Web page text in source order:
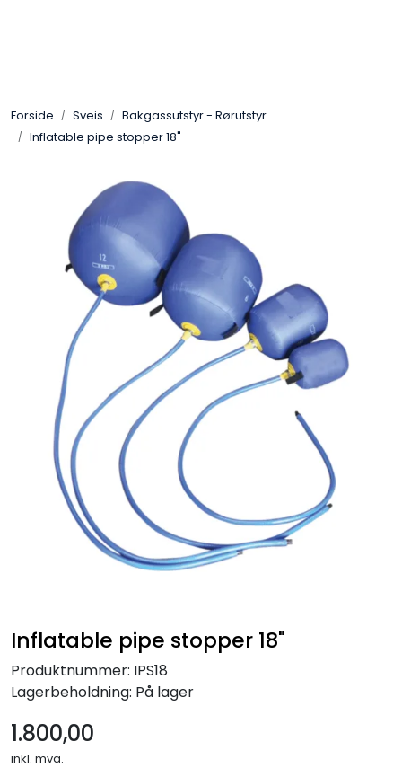
Forside Sveis
Bakgassutstyr - Rørutstyr
Inflatable pipe stopper 18"
Inflatable pipe stopper 18"
Produktnummer: IPS18
Lagerbeholdning: På lager
1.800,00
inkl. mva.
Pakning
Automasjon
Slitasjeteknikk
Verneutstyr
Industriprodukter